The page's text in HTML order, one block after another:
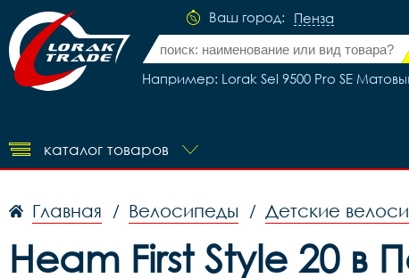
Ваш город: Пенза
Например: Lorak Sel 9500 Pro SE
каталог товаров
Главная / Велосипеды / Детские
Heam First Style 20 в